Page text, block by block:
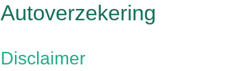
Autoverzekering
Disclaimer